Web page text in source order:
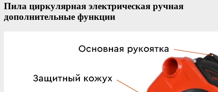
Пила циркулярная электрическая ручная
дополнительные функции